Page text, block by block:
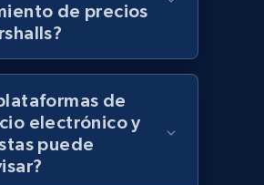
pn, Sku, Other pn,
ean pn, Product name, and
Comenzar ahora
de precios
de
electrónico y
puede